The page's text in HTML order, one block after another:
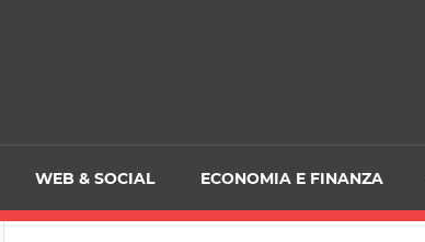
WEB & SOCIAL ECONOMIA E FINANZA